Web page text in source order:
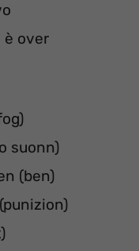
è over
suonn)
(ben)